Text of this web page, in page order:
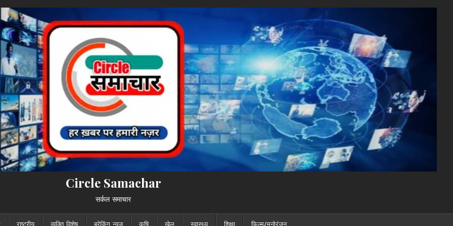
Circle Samachar
सर्कल समाचार